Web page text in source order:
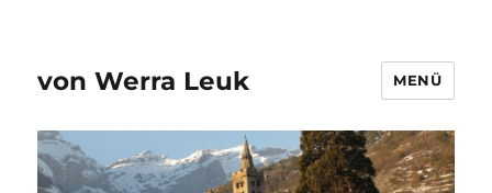
von Werra Leuk MENÜ